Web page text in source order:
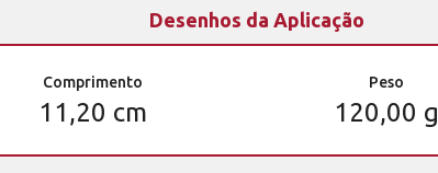
Desenhos da Aplicação
Comprimento
11,20 cm
Peso
120,00 g